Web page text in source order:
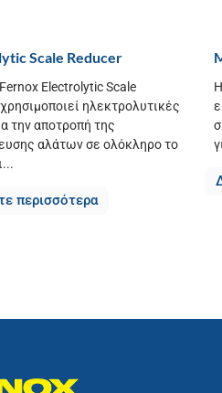
Scale Reducer
Electrolytic Scale
ηλεκτρολυτικές
την αποτροπή της
αλάτων σε ολόκληρο το
περισσότερα